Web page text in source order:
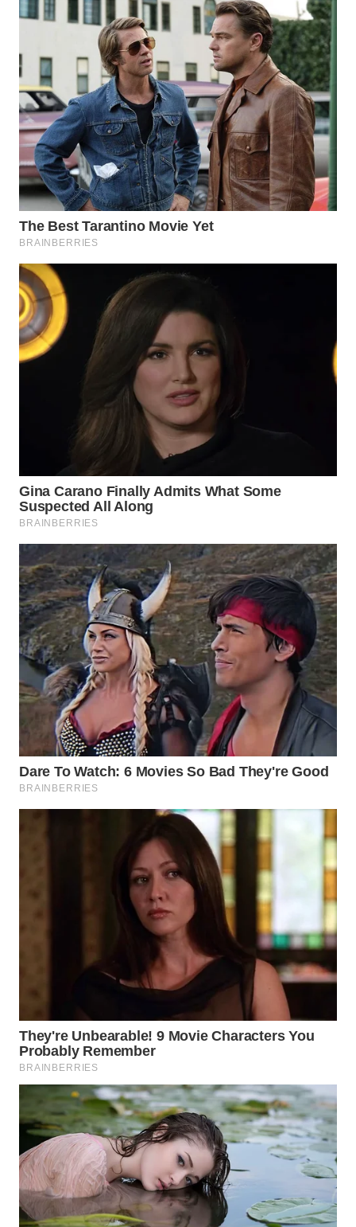
KARO
SIMALUNGUN
WN
LABUHANBATU
WN
TAPANULI
TENGAH
WN DELI
SERDANG
WN
TEBING
TINGGI
WN
BEKASI
WN
BOGOR
WN
DEPOK
WN
TAPANULI
UTARA
WN
SAMOSIR
WN
SUMEDANG
KEPULAUAN
SERIBU
TANGERANG
WN
BINJAI
WN
CIREBON